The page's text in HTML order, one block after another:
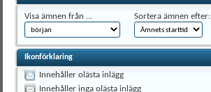
Visa ämnen från ... Sortera ämnen efter:
Ikonförklaring
Innehåller olästa inlägg
Innehåller inga olästa inlägg